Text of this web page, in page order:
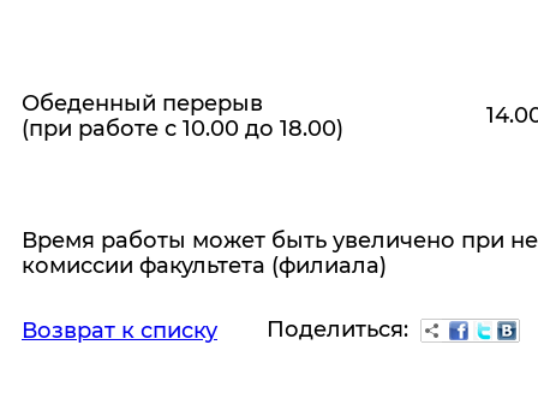
Обеденный перерыв
(при работе с 10.00 до 18.00)
Время работы может быть увеличено при
комиссии факультета (филиала)
Возврат к списку Поделиться: